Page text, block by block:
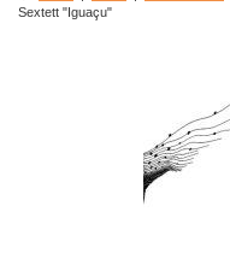
Sextett "Iguaçu"